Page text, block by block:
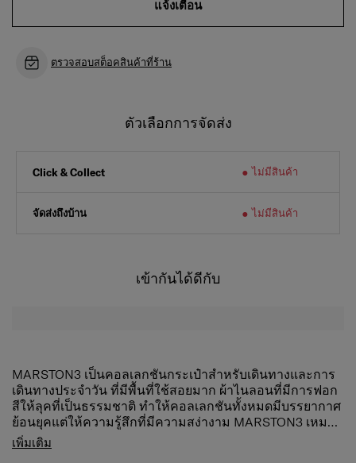
แจ้งเตือน
ตรวจสอบสต็อคสินค้าที่ร้าน
ตัวเลือกการจัดส่ง
Click & Collect ไม่มีสินค้า
จัดส่งถึงบ้าน ไม่มีสินค้า
เข้ากันได้ดีกับ
MARSTON3 เป็นคอลเลกชันกระเป๋าสำหรับเดินทางและการ
เดินทางประจำวัน ที่มีพื้นที่ใช้สอยมาก ผ้าไนลอนที่มีการฟอก
สีให้ลุคที่เป็นธรรมชาติ ทำให้คอลเลกชันทั้งหมดมีบรรยากาศ
ย้อนยุคแต่ให้ความรู้สึกที่มีความสง่างาม MARSTON3 เหมาะ
สำหรับการเปลี่ยนจากชีวิตประจำวันไปยังการเดินทางในวัน
หยุดสุดสัปดาห์ได้อย่างลงตัว
ไนลอน 420D แบบล้างเอฟเฟกต์ เพื่อความทนทานและ
สไตล์
เพิ่มเติม